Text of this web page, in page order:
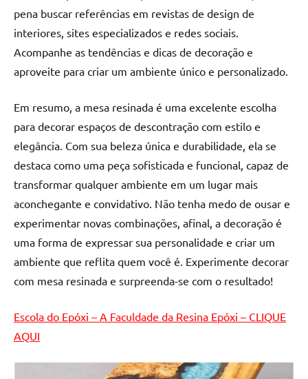
de
alta
qualidade,
as
populares
River
e
mesas
de
tampinhas
resinadas.
pena buscar referências em revistas de design de
interiores, sites especializados e redes sociais.
Acompanhe as tendências e dicas de decoração e
aproveite para criar um ambiente único e personalizado.
Em resumo, a mesa resinada é uma excelente escolha
para decorar espaços de descontração com estilo e
elegância. Com sua beleza única e durabilidade, ela se
destaca como uma peça sofisticada e funcional, capaz de
transformar qualquer ambiente em um lugar mais
aconchegante e convidativo. Não tenha medo de ousar e
experimentar novas combinações, afinal, a decoração é
uma forma de expressar sua personalidade e criar um
ambiente que reflita quem você é. Experimente decorar
com mesa resinada e surpreenda-se com o resultado!
Escola do Epóxi – A Faculdade da Resina Epóxi – CLIQUE
AQUI